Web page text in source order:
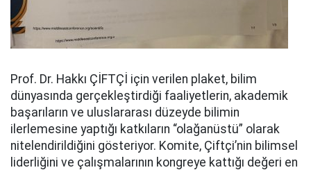
Prof. Dr. Hakkı ÇİFTÇİ için verilen plaket, bilim
dünyasında gerçekleştirdiği faaliyetlerin, akademik
başarıların ve uluslararası düzeyde bilimin
ilerlemesine yaptığı katkıların “olağanüstü” olarak
nitelendirildiğini gösteriyor. Komite, Çiftçi’nin bilimsel
liderliğini ve çalışmalarının kongreye kattığı değeri en